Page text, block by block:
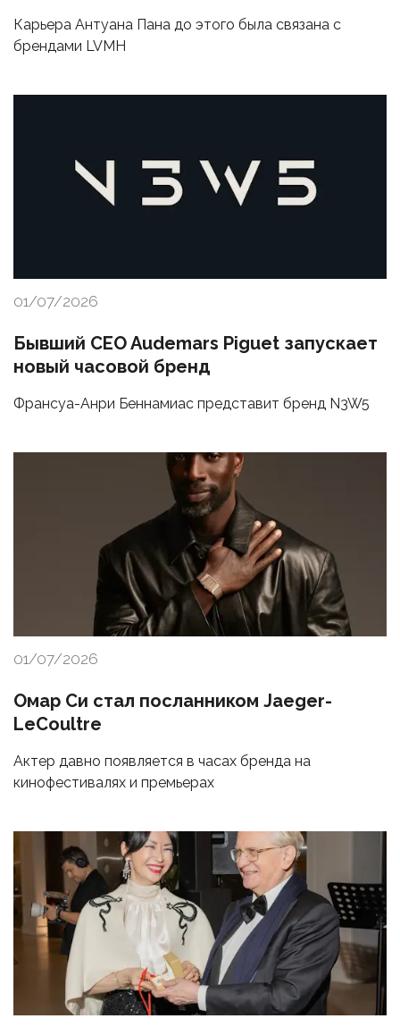
Карьера Антуана Пана до этого была связана с
брендами LVMH
01/07/2026
Бывший CEO Audemars Piguet запускает
новый часовой бренд
Франсуа-Анри Беннамиас представит бренд N3W5
01/07/2026
Омар Си стал посланником Jaeger-
LeCoultre
Актер давно появляется в часах бренда на
кинофестивалях и премьерах